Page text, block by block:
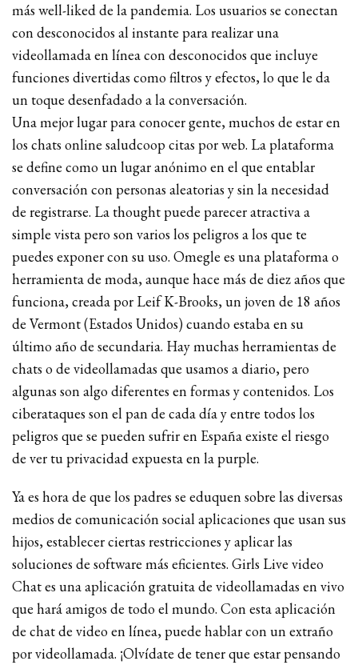
más well-liked de la pandemia. Los usuarios se conectan
con desconocidos al instante para realizar una
videollamada en línea con desconocidos que incluye
funciones divertidas como filtros y efectos, lo que le da
un toque desenfadado a la conversación.
Una mejor lugar para conocer gente, muchos de estar en
los chats online saludcoop citas por web. La plataforma
se define como un lugar anónimo en el que entablar
conversación con personas aleatorias y sin la necesidad
de registrarse. La thought puede parecer atractiva a
simple vista pero son varios los peligros a los que te
puedes exponer con su uso. Omegle es una plataforma o
herramienta de moda, aunque hace más de diez años que
funciona, creada por Leif K-Brooks, un joven de 18 años
de Vermont (Estados Unidos) cuando estaba en su
último año de secundaria. Hay muchas herramientas de
chats o de videollamadas que usamos a diario, pero
algunas son algo diferentes en formas y contenidos. Los
ciberataques son el pan de cada día y entre todos los
peligros que se pueden sufrir en España existe el riesgo
de ver tu privacidad expuesta en la purple.
Ya es hora de que los padres se eduquen sobre las diversas
medios de comunicación social aplicaciones que usan sus
hijos, establecer ciertas restricciones y aplicar las
soluciones de software más eficientes. Girls Live video
Chat es una aplicación gratuita de videollamadas en vivo
que hará amigos de todo el mundo. Con esta aplicación
de chat de video en línea, puede hablar con un extraño
por videollamada. ¡Olvídate de tener que estar pensando